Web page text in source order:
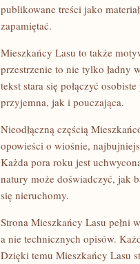
publikowane treści jako
zapamiętać.
Mieszkańcy Lasu to także
przestrzenie to nie tylko ładny
tekst stara się połączyć
przyjemna, jak i pouczająca.
Nieodłączną częścią
opowieści o wiośnie,
Każda pora roku jest
natury może doświadczyć, jak
się nieruchomy.
Strona Mieszkańcy Lasu pełni
a nie technicznych opisów.
Dzięki temu Mieszkańcy Lasu